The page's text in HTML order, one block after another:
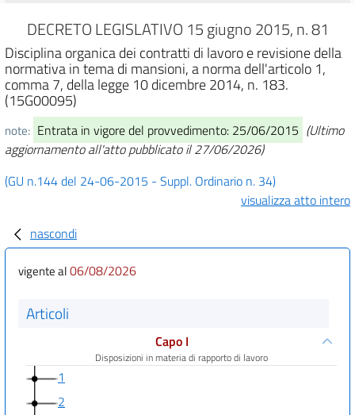
DECRETO LEGISLATIVO 15 giugno 2015, n. 81
Disciplina organica dei contratti di lavoro e revisione della
normativa in tema di mansioni, a norma dell'articolo 1,
comma 7, della legge 10 dicembre 2014, n. 183.
(15G00095)
note: Entrata in vigore del provvedimento: 25/06/2015 (Ultimo
aggiornamento all'atto pubblicato il 27/06/2026)
(GU n.144 del 24-06-2015 - Suppl. Ordinario n. 34)
visualizza atto intero
nascondi
vigente al06/08/2026
Articoli
Capo I
Disposizioni in materia di rapporto di lavoro
1
2